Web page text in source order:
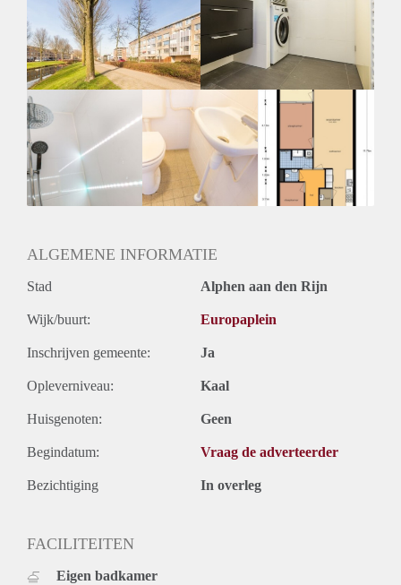
Inkomen eis
3,1 X Maandhuur Bruto
Huurtermijn
Onbepaalde termijn
Oplevering
Kaal
ALGEMENE INFORMATIE
Stad Alphen aan den Rijn
Wijk/buurt: Europaplein
Inschrijven gemeente: Ja
Opleverniveau: Kaal
Huisgenoten: Geen
Begindatum: Vraag de adverteerder
Bezichtiging In overleg
FACILITEITEN
Eigen badkamer